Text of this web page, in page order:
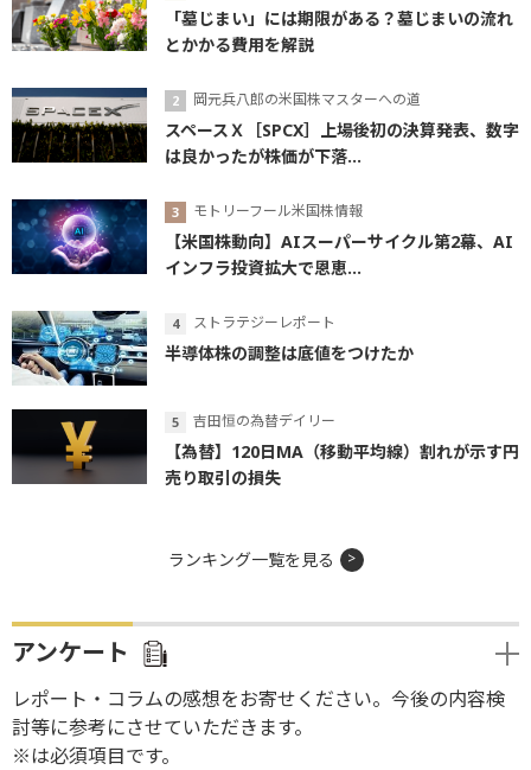
「墓じまい」には期限がある？墓じまいの流れ
とかかる費用を解説
岡元兵八郎の米国株マスターへの道
スペースＸ［SPCX］上場後初の決算発表、数字
は良かったが株価が下落...
モトリーフール米国株情報
【米国株動向】AIスーパーサイクル第2幕、AI
インフラ投資拡大で恩恵...
ストラテジーレポート
半導体株の調整は底値をつけたか
吉田恒の為替デイリー
【為替】120日MA（移動平均線）割れが示す円
売り取引の損失
ランキング一覧を見る
アンケート
レポート・コラムの感想をお寄せください。今後の内容検
討等に参考にさせていただきます。
※は必須項目です。